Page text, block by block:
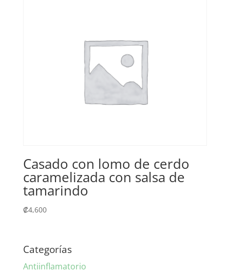
Casado con lomo de cerdo
caramelizada con salsa de
tamarindo
₡4,600
Categorías
Antiinflamatorio